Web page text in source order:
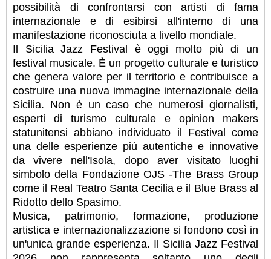
possibilità di confrontarsi con artisti di fama
internazionale e di esibirsi all'interno di una
manifestazione riconosciuta a livello mondiale.
Il Sicilia Jazz Festival è oggi molto più di un
festival musicale. È un progetto culturale e turistico
che genera valore per il territorio e contribuisce a
costruire una nuova immagine internazionale della
Sicilia. Non è un caso che numerosi giornalisti,
esperti di turismo culturale e opinion makers
statunitensi abbiano individuato il Festival come
una delle esperienze più autentiche e innovative
da vivere nell'Isola, dopo aver visitato luoghi
simbolo della Fondazione OJS -The Brass Group
come il Real Teatro Santa Cecilia e il Blue Brass al
Ridotto dello Spasimo.
Musica, patrimonio, formazione, produzione
artistica e internazionalizzazione si fondono così in
un'unica grande esperienza. Il Sicilia Jazz Festival